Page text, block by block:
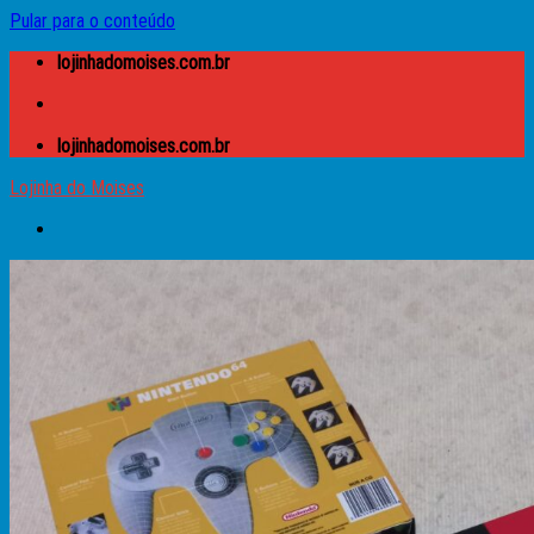
Pular para o conteúdo
lojinhadomoises.com.br
lojinhadomoises.com.br
Lojinha do Moises
Apple
Atari
Microdigital TK
MSX
Prológica – CP
Sinclair – ZX